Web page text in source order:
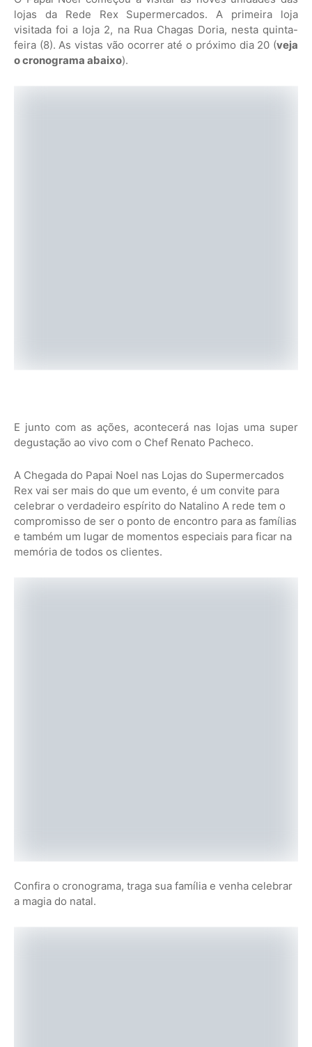
lojas da Rede Rex Supermercados. A primeira loja
visitada foi a loja 2, na Rua Chagas Doria, nesta quinta-
feira (8). As vistas vão ocorrer até o próximo dia 20 (veja
o cronograma abaixo).
E junto com as ações, acontecerá nas lojas uma super
degustação ao vivo com o Chef Renato Pacheco.
A Chegada do Papai Noel nas Lojas do Supermercados
Rex vai ser mais do que um evento, é um convite para
celebrar o verdadeiro espírito do Natalino A rede tem o
compromisso de ser o ponto de encontro para as famílias
e também um lugar de momentos especiais para ficar na
memória de todos os clientes.
Confira o cronograma, traga sua família e venha celebrar
a magia do natal.